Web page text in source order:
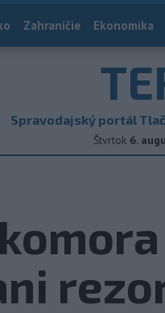
Zahraničie Ekonomika
Spravodajský portál
Štvrtok 6.